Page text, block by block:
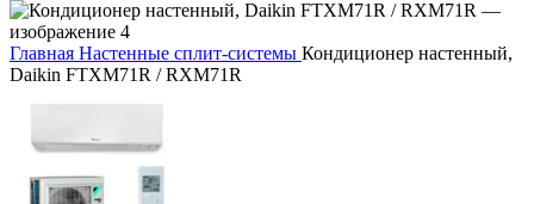
Главная Настенные сплит-системы Кондиционер настенный,
Daikin FTXM71R / RXM71R